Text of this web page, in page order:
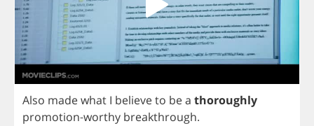
Also madewhat I believeto bea thoroughly
promotion-worthy breakthrough.